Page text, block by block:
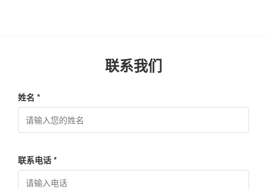
联系我们
姓名 *
联系电话 *